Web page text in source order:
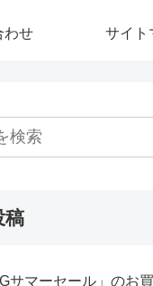
わせ サイト
稿
サマーセール」のお